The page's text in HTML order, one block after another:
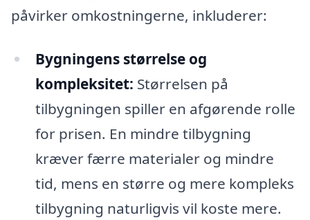
påvirker omkostningerne, inkluderer:
Bygningens størrelse og
kompleksitet: Størrelsen på
tilbygningen spiller en afgørende rolle
for prisen. En mindre tilbygning
kræver færre materialer og mindre
tid, mens en større og mere kompleks
tilbygning naturligvis vil koste mere.